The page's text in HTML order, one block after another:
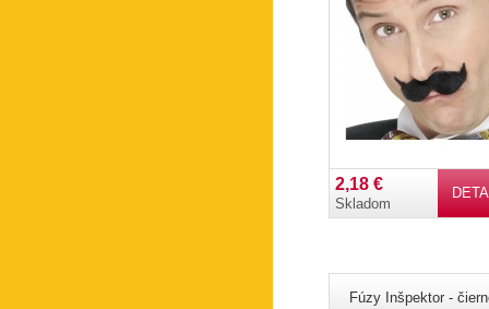
2,18 €
Skladom
Fúzy Inšpektor -